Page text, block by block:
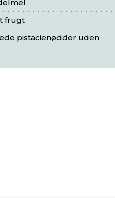
frugt
pistacienødder uden